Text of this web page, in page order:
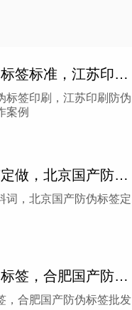
服饰行业防伪标签标准，江苏印刷防伪标签生产厂家制作案例
标签印刷，江苏印刷防伪
案例
防伪电子标签定做，北京国产防伪标签定做工厂定做案例
词，北京国产防伪标签定
合肥生产防伪标签，合肥国产防伪标签批发供应商制作案例
，合肥国产防伪标签批发